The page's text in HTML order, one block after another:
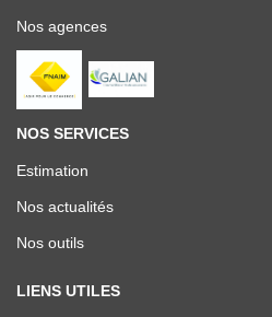
Nos agences
NOS SERVICES
Estimation
Nos actualités
Nos outils
LIENS UTILES